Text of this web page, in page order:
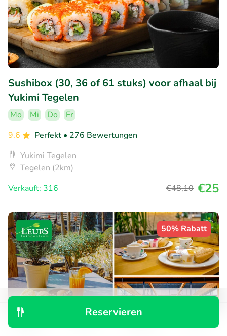
Reservieren
Sushibox (30, 36 of 61 stuks) voor afhaal bij
Yukimi Tegelen
Mo Mi Do
Fr
9.6
Perfekt • 276 Bewertungen
Yukimi Tegelen
Tegelen (2km)
Verkauft: 316
€48,10 €25
50% Rabatt